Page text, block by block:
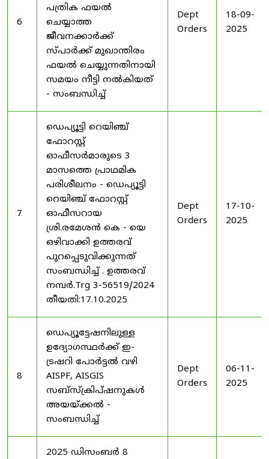
6
പത്രിക ഫയൽ
ചെയ്യാത്ത
ജീവനക്കാർക്ക്
സ്പാർക്ക് മുഖാന്തിരം
ഫയൽ ചെയ്യുന്നതിനായി
സമയം നീട്ടി നൽകിയത്
- സംബന്ധിച്ച്
Dept
Orders
18-09-
2025
7
ഡെപ്യൂട്ടി റെയിഞ്ച്
ഫോറസ്റ്റ്
ഓഫീസർമാരുടെ 3
മാസത്തെ പ്രാഥമിക
പരിശീലനം - ഡെപ്യൂട്ടി
റെയിഞ്ച് ഫോറസ്റ്റ്
ഓഫീസറായ
ശ്രി.രമേശൻ കെ - യെ
ഒഴിവാക്കി ഉത്തരവ്
പുറപ്പെടുവിക്കുന്നത്
സംബന്ധിച്ച് . ഉത്തരവ്
നമ്പർ.Trg 3-56519/2024
തീയതി:17.10.2025
Dept
Orders
17-10-
2025
8
ഡെപ്യൂട്ടേഷനിലുള്ള
ഉദ്യോഗസ്ഥർക്ക് ഇ-
ട്രഷറി പോർട്ടൽ വഴി
AISPF, AISGIS
സബ്‌സ്‌ക്രിപ്‌ഷനുകൾ
അയയ്ക്കൽ -
സംബന്ധിച്ച്
Dept
Orders
06-11-
2025
2025 ഡിസംബർ 8